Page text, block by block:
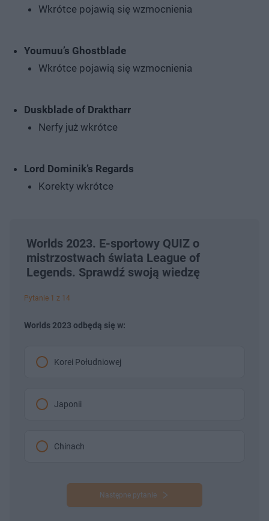
Wkrótce pojawią się wzmocnienia
Youmuu’s Ghostblade
Wkrótce pojawią się wzmocnienia
Duskblade of Draktharr
Nerfy już wkrótce
Lord Dominik’s Regards
Korekty wkrótce
Worlds 2023. E-sportowy QUIZ o
mistrzostwach świata League of
Legends. Sprawdź swoją wiedzę
Pytanie 1 z 14
Worlds 2023 odbędą się w:
Korei Południowej
Japonii
Chinach
Następne pytanie